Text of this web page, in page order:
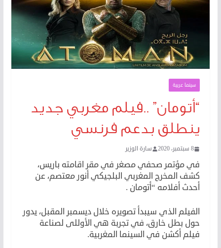
سينما عربية
“أتومان” ..فيلم مغربي جديد
ينطلق بدعم فرنسي
8 سبتمبر، 2020 سارة الوزير
في مؤتمر صحفي مصغر في مقر اقامته باريس،
كشف المخرج المغربي البلجيكي أنور معتصم، عن
أحدث أفلامه “أتومان .
الفيلم الذي سيبدأ تصويره خلال ديسمبر المقبل، يدور
حول بطل خارق، في تجربة هي الأوللى لصناعة
فيلم أكشن في السينما المغربية.